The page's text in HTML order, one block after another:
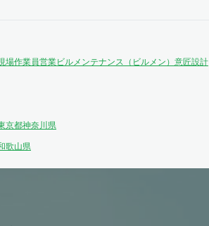
場作業員営業ビルメンテナンス（ビルメン） 意匠設計
京都神奈川県
歌山県